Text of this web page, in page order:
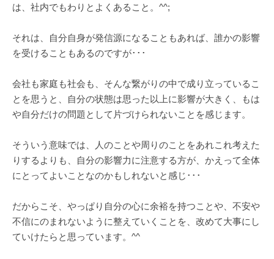
は、社内でもわりとよくあること。^^;
それは、自分自身が発信源になることもあれば、誰かの影響
を受けることもあるのですが･･･
会社も家庭も社会も、そんな繋がりの中で成り立っているこ
とを思うと、自分の状態は思った以上に影響が大きく、もは
や自分だけの問題として片づけられないことを感じます。
そういう意味では、人のことや周りのことをあれこれ考えた
りするよりも、自分の影響力に注意する方が、かえって全体
にとってよいことなのかもしれないと感じ･･･
だからこそ、やっぱり自分の心に余裕を持つことや、不安や
不信にのまれないように整えていくことを、改めて大事にし
ていけたらと思っています。^^